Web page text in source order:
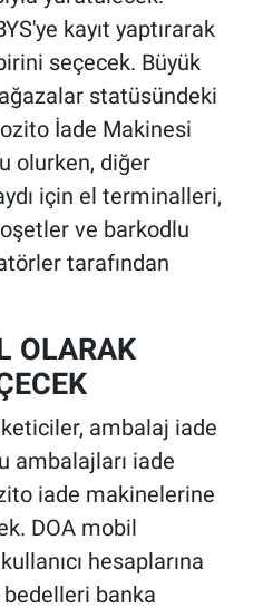
kayıt yaptırarak
seçecek. Büyük
statüsündeki
İade Makinesi
olurken, diğer
için el terminalleri,
ve barkodlu
tarafından
OLARAK
ambalaj iade
ambalajları iade
iade makinelerine
DOA mobil
hesaplarına
banka